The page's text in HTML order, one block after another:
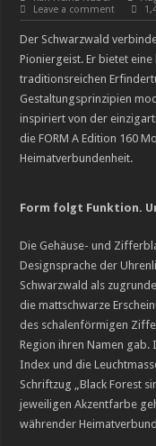
Breguets vergessene Kunst
Chopard legt die
Leave a comment
Der Schwarzwald
Pioniergeist. Er bietet
traditionsreichen
Gestaltungsprinzipien
inspiriert von der
die FORM A Edition 160
Heimatverbundenheit.
Form folgt Funktion.
Die Gehäuse- und
Designsprache der
Schwarzwald als
die mattschwarze
des schalenförmigen
Region ihren Namen
Index und die
Schriftzug „Black Forest
jeweiligen Akzentfarbe
währender